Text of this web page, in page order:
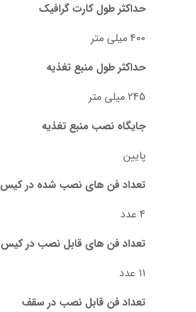
حداکثر طول کارت گرافیک
400 میلی متر
حداکثر طول منبع تغذیه
245 میلی متر
جایگاه نصب منبع تغذیه
پایین
تعداد فن های نصب شده در کیس
4 عدد
تعداد فن های قابل نصب در کیس
11 عدد
تعداد فن قابل نصب در سقف